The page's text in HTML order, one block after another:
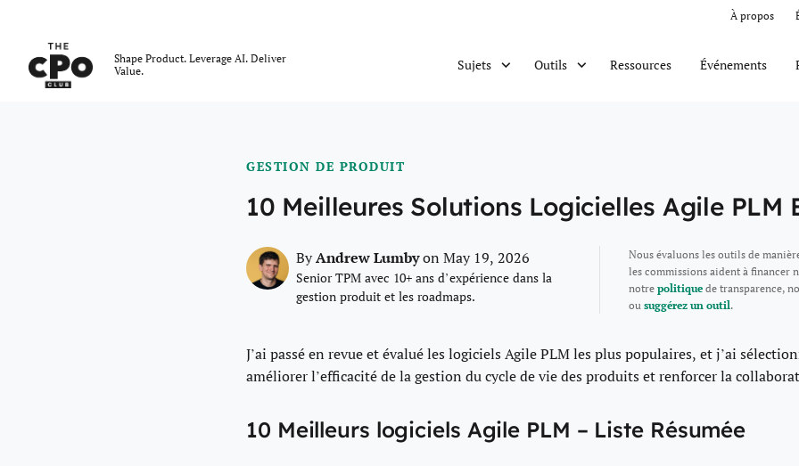
À propos
Shape Product. Leverage AI. Deliver
Value.
Sujets Outils Ressources Événements
GESTION DE PRODUIT
10 Meilleures Solutions Logicielles Agile PLM
ByAndrew Lumbyon May 19, 2026
Senior TPM avec 10+ ans d’expérience dans la
gestion produit et les roadmaps.
Nous évaluons les outils de
les commissions aident à financer
notrepolitiquede transparence,
ou suggérez un outil.
J’ai passé en revue et évalué les logiciels Agile PLM les plus populaires, et j’ai
améliorer l’efficacité de la gestion du cycle de vie des produits et renforcer la
10 Meilleurs logiciels Agile PLM – Liste Résumée